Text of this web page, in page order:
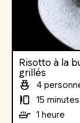
Risotto à la
grillés
4
15 minutes
1 heure